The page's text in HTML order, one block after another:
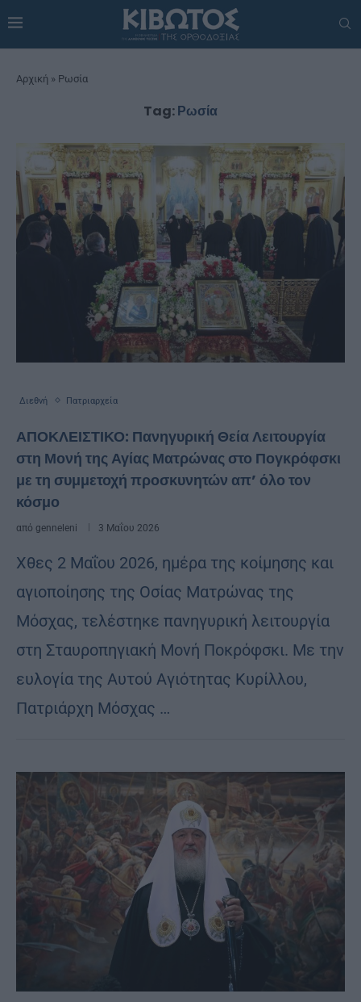
Αρχική » Ρωσία
Tag:Ρωσία
Διεθνή Πατριαρχεία
ΑΠΟΚΛΕΙΣΤΙΚΟ: Πανηγυρική Θεία Λειτουργία
στη Μονή της Αγίας Ματρώνας στο Πογκρόφσκι
με τη συμμετοχή προσκυνητών απ’ όλο τον
κόσμο
από genneleni 3 Μαΐου 2026
Χθες 2 Μαΐου 2026, ημέρα της κοίμησης και
αγιοποίησης της Οσίας Ματρώνας της
Μόσχας, τελέστηκε πανηγυρική λειτουργία
στη Σταυροπηγιακή Μονή Ποκρόφσκι. Με την
ευλογία της Αυτού Αγιότητας Κυρίλλου,
Πατριάρχη Μόσχας …